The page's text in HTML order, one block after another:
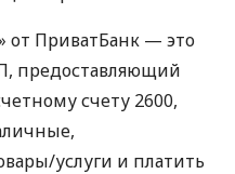
от ПриватБанк — это
предоставляющий
счету 2600,
услуги и платить